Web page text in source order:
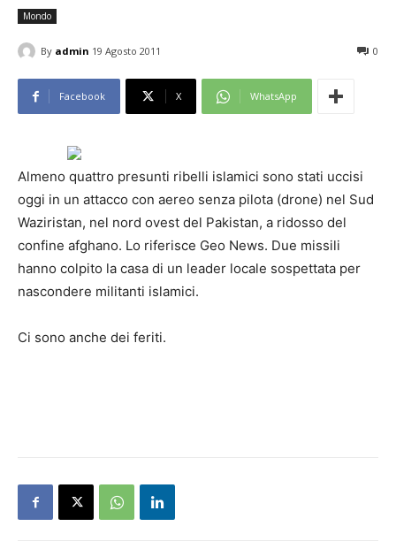
Mondo
By admin 19 Agosto 2011 0
Facebook X WhatsApp
Almeno quattro presunti ribelli islamici sono stati uccisi
oggi in un attacco con aereo senza pilota (drone) nel Sud
Waziristan, nel nord ovest del Pakistan, a ridosso del
confine afghano. Lo riferisce Geo News. Due missili
hanno colpito la casa di un leader locale sospettata per
nascondere militanti islamici.
Ci sono anche dei feriti.